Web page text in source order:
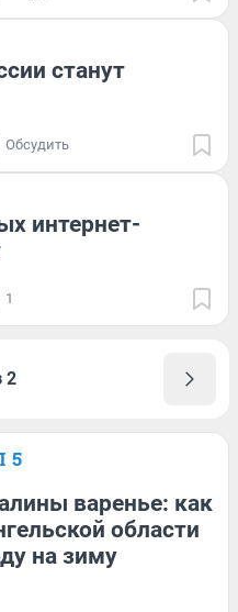
станут
Обсудить
интернет-
1
2
5
варенье: как
области
на зиму